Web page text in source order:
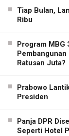
Tiap Bulan,
Ribu
Program MBG
Pembangunan
Ratusan Juta?
Prabowo
Presiden
Panja DPR
Seperti Hotel